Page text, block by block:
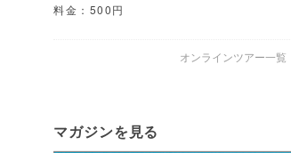
料金：500円
オンラインツアー一覧
マガジンを見る